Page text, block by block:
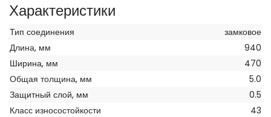
Характеристики
Тип соединения
замковое
Длина, мм
940
Ширина, мм
470
Общая толщина, мм
5.0
Защитный слой, мм
0.5
Класс износостойкости
43